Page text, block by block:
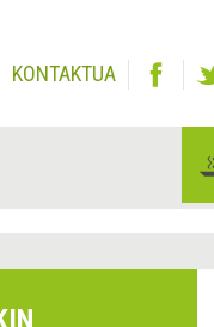
KONTAKTUA